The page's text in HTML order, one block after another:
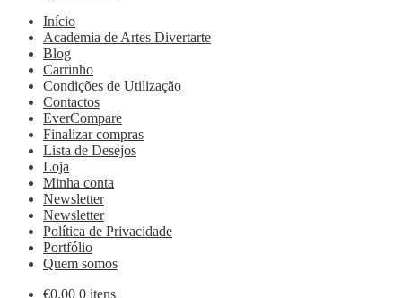
Início
Academia de Artes Divertarte
Blog
Carrinho
Condições de Utilização
Contactos
EverCompare
Finalizar compras
Lista de Desejos
Loja
Minha conta
Newsletter
Newsletter
Política de Privacidade
Portfólio
Quem somos
€0.00 0 itens